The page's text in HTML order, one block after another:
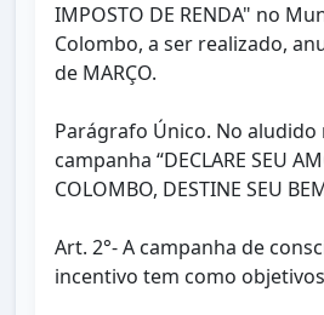
IMPOSTO DE RENDA" no
Colombo, a ser realizado,
de MARÇO.
Parágrafo Único. No aludido
campanha “DECLARE SEU
COLOMBO, DESTINE SEU
Art. 2°- A campanha de
incentivo tem como